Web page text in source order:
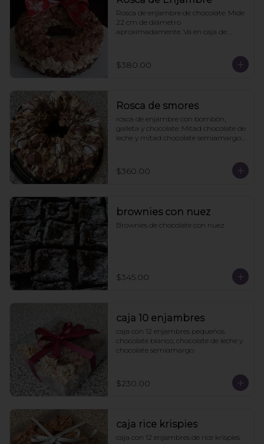
Rosca de enjambre de chocolate. Mide
22 cm de diámetro
aproximadamente. Va en caja de
$380.00
Rosca de smores
rosca de enjambre con bombón,
galleta y chocolate. Mitad chocolate de
leche y mitad chocolate semiamargo.
$360.00
brownies con nuez
Brownies de chocolate con nuez
$345.00
caja 10 enjambres
caja con 12 enjambres pequeños.
chocolate blanco, chocolate de leche y
chocolate semiamargo
$230.00
caja rice krispies
caja con 12 enjambres de rice krispies